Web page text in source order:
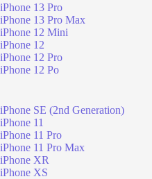
iPhone 13 Pro
iPhone 13 Pro Max
iPhone 12 Mini
iPhone 12
iPhone 12 Pro
iPhone 12 Po
iPhone SE (2nd Generation)
iPhone 11
iPhone 11 Pro
iPhone 11 Pro Max
iPhone XR
iPhone XS